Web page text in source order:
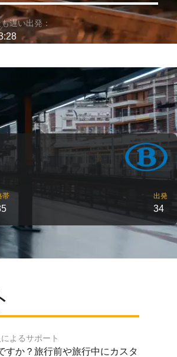
遅い出発：
帯 出発
34
よるサポート
すか？旅行前や旅行中にカスタ